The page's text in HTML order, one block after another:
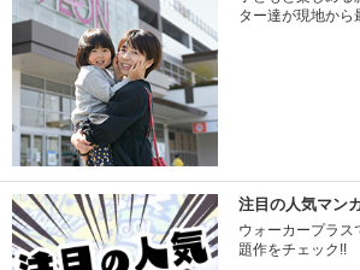
ター達が現地から
注目の人気マン
ウォーカープラス
題作をチェック!!